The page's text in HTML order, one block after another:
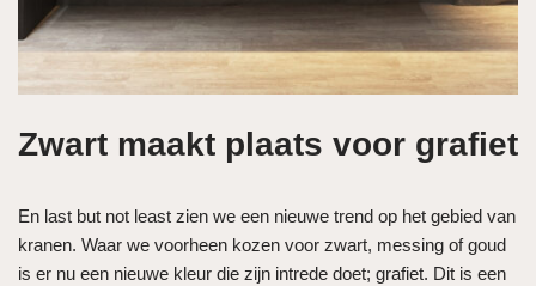
Zwart maakt plaats voor grafiet
En last but not least zien we een nieuwe trend op het gebied van
kranen. Waar we voorheen kozen voor zwart, messing of goud
is er nu een nieuwe kleur die zijn intrede doet; grafiet. Dit is een